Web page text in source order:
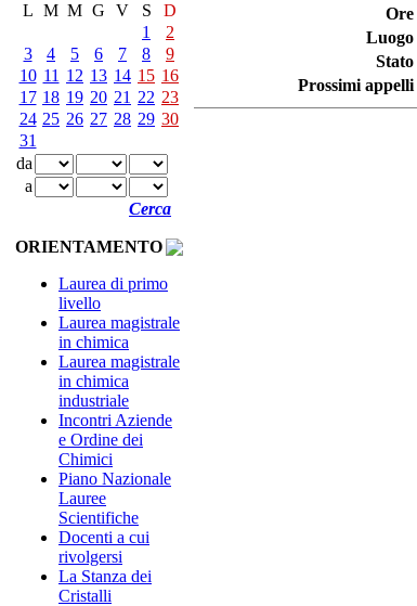
L M M G V S
D
1
2
3
4 5 6 7 8
9
10 11 12 13 14 15 16
17 18 19 20 21 22 23
24 25 26 27 28 29 30
31
da
a
Cerca
ORIENTAMENTO
Laurea di primo
livello
Laurea magistrale
in chimica
Laurea magistrale
in chimica
industriale
Incontri Aziende
e Ordine dei
Chimici
Piano Nazionale
Lauree
Scientifiche
Docenti a cui
rivolgersi
La Stanza dei
Cristalli
Ore
Luogo
Stato
Prossimi appelli